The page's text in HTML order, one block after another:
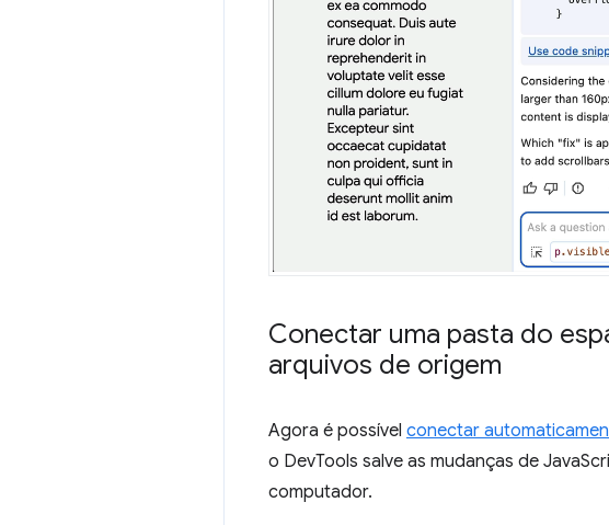
Conectar uma pasta do
arquivos de origem
Agora é possível conectar
o DevTools salve as mudanças de
computador.